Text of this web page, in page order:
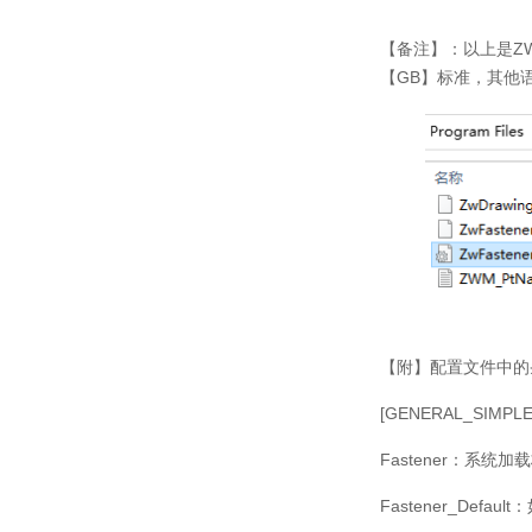
【备注】：以上是
【GB】标准，其他
【附】配置文件中
Fastener ：系统加
Fastener_Default